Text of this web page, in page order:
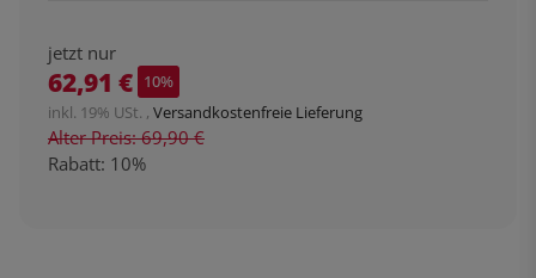
jetzt nur
62,91 € 10%
inkl. 19% USt. , Versandkostenfreie Lieferung
Alter Preis: 69,90 €
Rabatt: 10%